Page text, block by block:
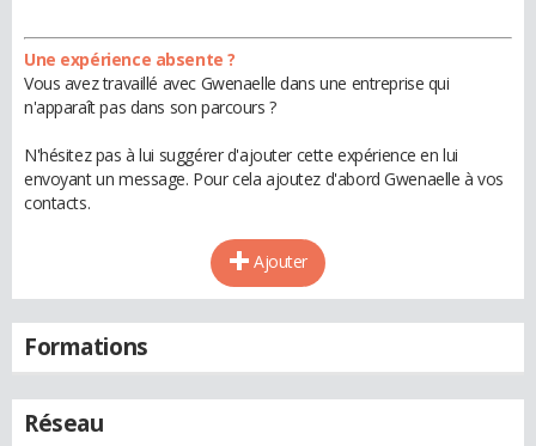
Une expérience absente ?
Vous avez travaillé avec Gwenaelle dans une entreprise qui
n'apparaît pas dans son parcours ?
N'hésitez pas à lui suggérer d'ajouter cette expérience en lui
envoyant un message. Pour cela ajoutez d'abord Gwenaelle à vos
contacts.
Ajouter
Formations
Réseau